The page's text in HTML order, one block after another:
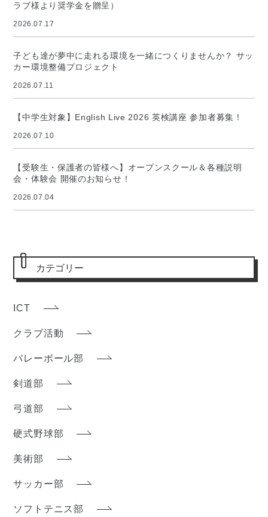
ラブ様より奨学金を贈呈）
2026.07.17
子ども達が夢中に走れる環境を一緒につくりませんか？ サッ
カー環境整備プロジェクト
2026.07.11
【中学生対象】English Live 2026 英検講座 参加者募集！
2026.07.10
【受験生・保護者の皆様へ】オープンスクール＆各種説明
会・体験会 開催のお知らせ！
2026.07.04
カテゴリー
ICT
クラブ活動
バレーボール部
剣道部
弓道部
硬式野球部
美術部
サッカー部
ソフトテニス部